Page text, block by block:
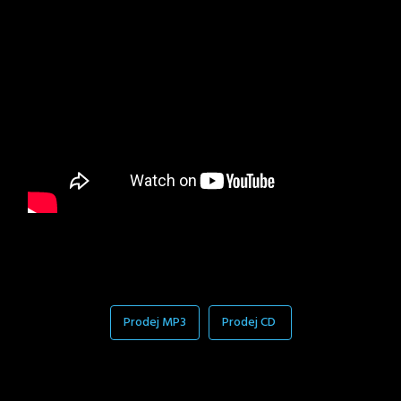
Prodej MP3 Prodej CD